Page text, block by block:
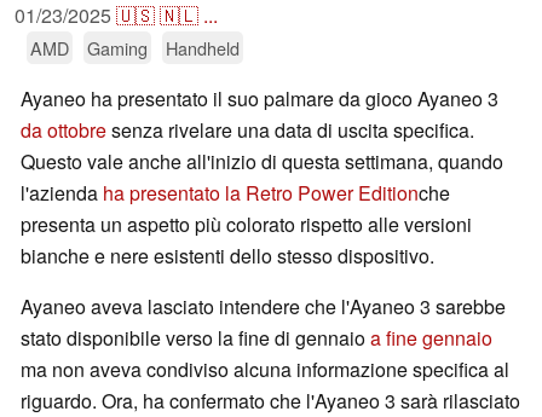
01/23/2025🇺🇸🇳🇱 ...
AMD Gaming Handheld
Ayaneo ha presentato il suo palmare da gioco Ayaneo 3
da ottobresenza rivelare una data di uscita specifica.
Questo vale anche all'inizio di questa settimana, quando
l'azienda ha presentato la Retro Power Editionche
presenta un aspetto più colorato rispetto alle versioni
bianche e nere esistenti dello stesso dispositivo.
Ayaneo aveva lasciato intendere che l'Ayaneo 3 sarebbe
stato disponibile verso la fine di gennaioa fine gennaio
ma non aveva condiviso alcuna informazione specifica al
riguardo. Ora, ha confermato che l'Ayaneo 3 sarà rilasciato